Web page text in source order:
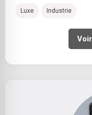
Luxe Industrie